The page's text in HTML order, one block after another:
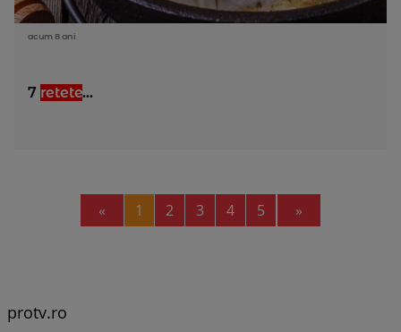
acum 8 ani
7 retete...
« Previous
1 2 3 4 5 »
protv.ro